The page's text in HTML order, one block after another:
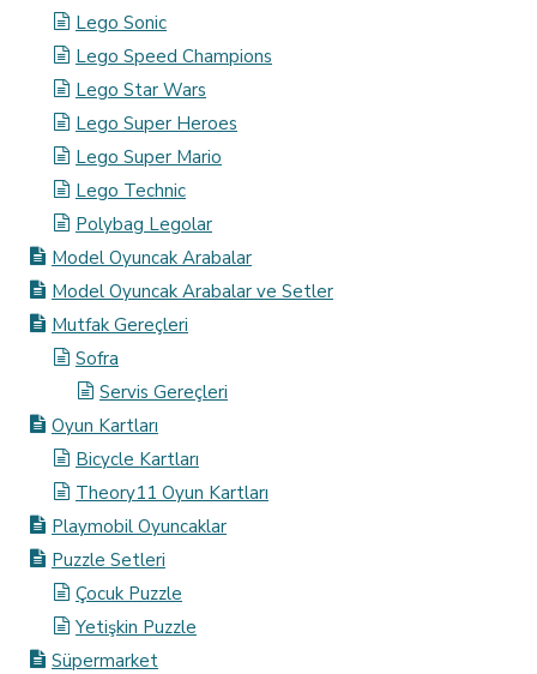
Lego Sonic
Lego Speed Champions
Lego Star Wars
Lego Super Heroes
Lego Super Mario
Lego Technic
Polybag Legolar
Model Oyuncak Arabalar
Model Oyuncak Arabalar ve Setler
Mutfak Gereçleri
Sofra
Servis Gereçleri
Oyun Kartları
Bicycle Kartları
Theory11 Oyun Kartları
Playmobil Oyuncaklar
Puzzle Setleri
Çocuk Puzzle
Yetişkin Puzzle
Süpermarket